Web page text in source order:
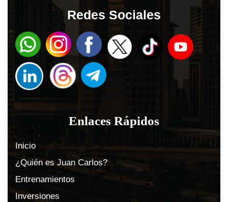
Redes Sociales
Enlaces Rápidos
Inicio
¿Quién es Juan Carlos?
Entrenamientos
Inversiones